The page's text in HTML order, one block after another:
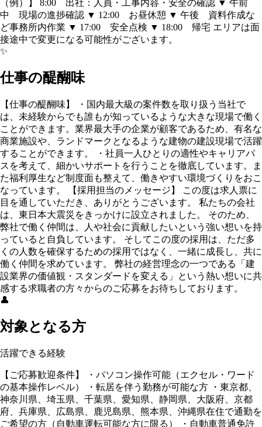
（例）】 8:00 出社：人員・工事内容・安全の確認 ▼ 午前
中 現場の進捗確認 ▼ 12:00 お昼休憩 ▼ 午後 資料作成な
ど事務所内作業 ▼ 17:00 安全点検 ▼ 18:00 帰宅 エリアは面
接途中で変更になる可能性がございます。
✨
仕事の醍醐味
【仕事の醍醐味】 ・国内最大級の案件数を取り扱う当社で
は、未経験からでも誰もが知っているような大きな現場で働く
ことができます。業界最大手の企業が顧客であるため、有名な
商業施設や、ランドマークとなるような建物の建設現場で活躍
することができます。 ・社員一人ひとりの適性やキャリアパ
スを考えて、細かいサポートを行うことを徹底しています。ま
た福利厚生など制度面も整えて、働きやすい環境づくりをおこ
なっています。 【採用担当のメッセージ】 この度は求人票に
目を通していただき、ありがとうございます。 私たちの会社
は、東日本大震災をきっかけに設立されました。 そのため、
弊社で働く仲間は、人や社会に貢献したいという強い想いを持
っていると自負しています。 そしてこの度の採用は、ただ多
くの人数を確保するための採用ではなく、一緒に成長し、共に
働く仲間を求めています。 弊社の経営理念の一つである「建
設業界の価値観・スタンダードを変える」という熱い想いに共
感する求職者の方々からのご応募をお待ちしております。
👤
対象となる方
活躍できる経験
【ご応募歓迎条件】 ・パソコン操作可能（エクセル・ワード
の基本操作レベル） ・転居を伴う勤務が可能な方 ・東京都、
神奈川県、埼玉県、千葉県、愛知県、静岡県、大阪府、京都
府、兵庫県、広島県、鹿児島県、熊本県、沖縄県在住で通勤を
ご希望の方（自動車運転可能な方に限る） ・自動車普通免許